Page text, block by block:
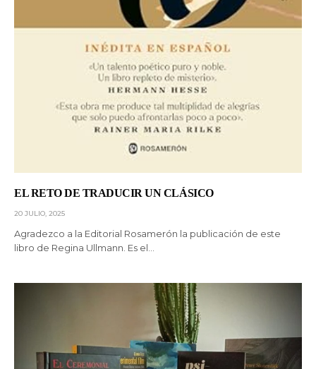
EL RETO DE TRADUCIR UN CLÁSICO
20 JULIO, 2025
Agradezco a la Editorial Rosamerón la publicación de este
libro de Regina Ullmann. Es el…